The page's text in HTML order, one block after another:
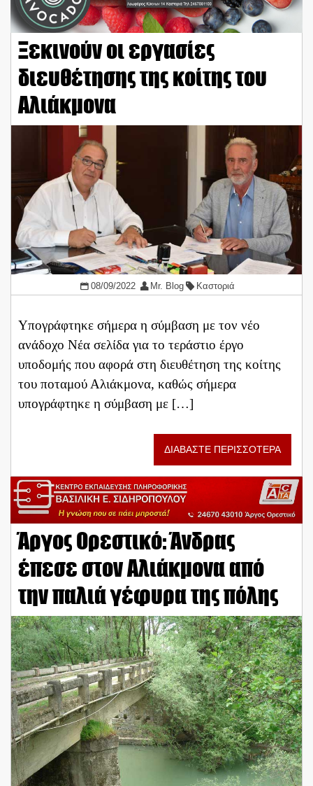
Ξεκινούν οι εργασίες
διευθέτησης της κοίτης του
Αλιάκμονα
08/09/2022 Mr. Blog Καστοριά
Υπογράφτηκε σήμερα η σύμβαση με τον νέο
ανάδοχο Νέα σελίδα για το τεράστιο έργο
υποδομής που αφορά στη διευθέτηση της κοίτης
του ποταμού Αλιάκμονα, καθώς σήμερα
υπογράφτηκε η σύμβαση με […]
ΔΙΑΒΑΣΤΕ ΠΕΡΙΣΣΟΤΕΡΑ
Άργος Ορεστικό: Άνδρας
έπεσε στον Αλιάκμονα από
την παλιά γέφυρα της πόλης